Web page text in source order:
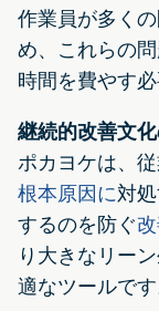
作業員が多く
め、これらの
時間を費やす
継続的改善文
ポカヨケは、
根本原因に対
するのを防ぐ
り大きなリー
適なツールです